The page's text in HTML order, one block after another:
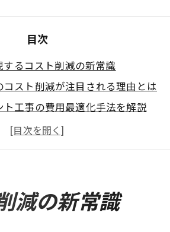
目次
るコスト削減の新常識
コスト削減が注目される理由とは
ト工事の費用最適化手法を解説
場でコスト削減を成功させるコツ
すプラント工事管理術
ント工事に求められる新常識
ト工事の最新技術動向
減の新常識